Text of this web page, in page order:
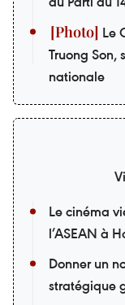
Le
Truong Son,
nationale
Le cinéma
l’ASEAN à
Donner un
stratégique